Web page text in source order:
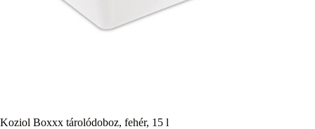
Koziol Boxxx tárolódoboz, fehér, 15 l